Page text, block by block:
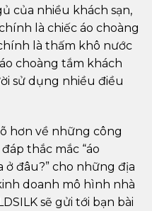
của nhiều khách sạn,
là chiếc áo choàng
là thấm khô nước
choàng tắm khách
sử dụng nhiều điều
hơn về những công
thắc mắc “áo
ở đâu?” cho những địa
doanh mô hình nhà
sẽ gửi tới bạn bài